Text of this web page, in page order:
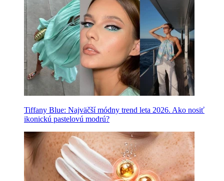
Tiffany Blue: Najväčší módny trend leta 2026. Ako nosiť
ikonickú pastelovú modrú?